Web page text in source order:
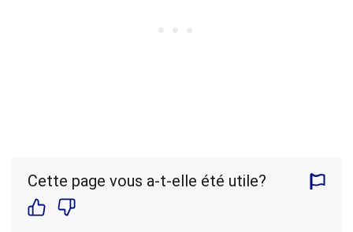
Cette page vous a-t-elle été utile?